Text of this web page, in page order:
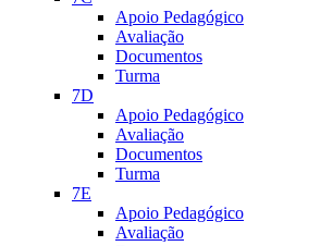
Apoio Pedagógico
Avaliação
Documentos
Turma
7D
Apoio Pedagógico
Avaliação
Documentos
Turma
7E
Apoio Pedagógico
Avaliação